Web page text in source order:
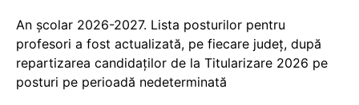
An școlar 2026-2027. Lista posturilor pentru
profesori a fost actualizată, pe fiecare județ, după
repartizarea candidaților de la Titularizare 2026 pe
posturi pe perioadă nedeterminată